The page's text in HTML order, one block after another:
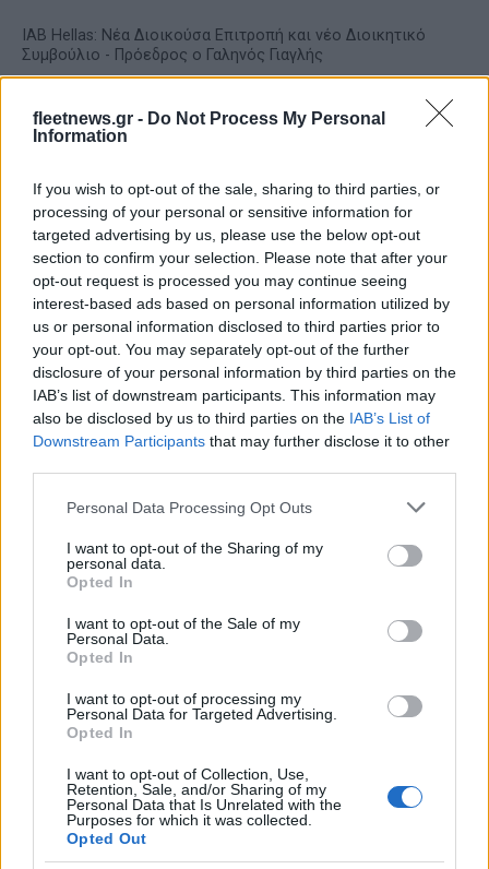
fleetnews.gr - Do Not Process My Personal
Information
If you wish to opt-out of the sale, sharing to third parties, or
processing of your personal or sensitive information for
targeted advertising by us, please use the below opt-out
section to confirm your selection. Please note that after your
opt-out request is processed you may continue seeing
interest-based ads based on personal information utilized by
us or personal information disclosed to third parties prior to
your opt-out. You may separately opt-out of the further
disclosure of your personal information by third parties on the
IAB’s list of downstream participants. This information may
also be disclosed by us to third parties on the IAB’s List of
Downstream Participants that may further disclose it to other
Please note that this website/app uses one or more Google
not limited to your visit or usage behaviour. You may click to
grant or deny consent to Google and its third-party tags to
use your data for below specified purposes in below Google
consent section.
Personal Data Processing Opt Outs
I want to opt-out of the Sharing of my
personal data.
Opted In
I want to opt-out of the Sale of my
Personal Data.
Opted In
I want to opt-out of processing my
Personal Data for Targeted Advertising.
Opted In
I want to opt-out of Collection, Use,
Retention, Sale, and/or Sharing of my
Personal Data that Is Unrelated with the
Purposes for which it was collected.
Opted Out
IAB Hellas: Νέα Διοικούσα Επιτροπή και νέο Διοικητικό
Συμβούλιο - Πρόεδρος ο Γαληνός Γιαγλής
Νέο Audi A2 e-tron με
στόχο την κορυφή της
αποδοτικότητας
Η Chery επενδύει 75 εκατ.
δολάρια στην KG Mobility
Το FIAT 500 Hybrid τώρα από 18.990 ευρώ
ενθουσιώδεις
πρωτοεμφανιζόμενοι
Ευρωπαϊκό Κορασίδων Β'
Το πανόραμα
Στα 734 εκατ. ευρώ τα EBITDA